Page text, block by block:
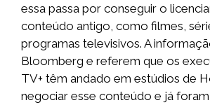
essa passa por conseguir o
conteúdo antigo, como filmes,
programas televisivos. A
Bloomberg e referem que os
TV+ têm andado em estúdios de
negociar esse conteúdo e já